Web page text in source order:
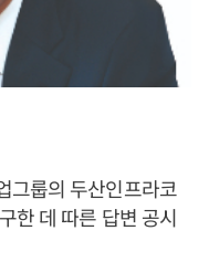
그룹의 두산인프라코
한 데 따른 답변 공시